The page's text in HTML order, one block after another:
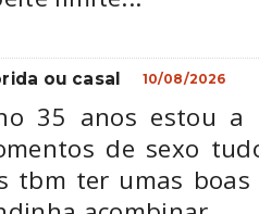
ou casal 10/08/2026
35 anos estou a
de sexo
tbm ter umas boas